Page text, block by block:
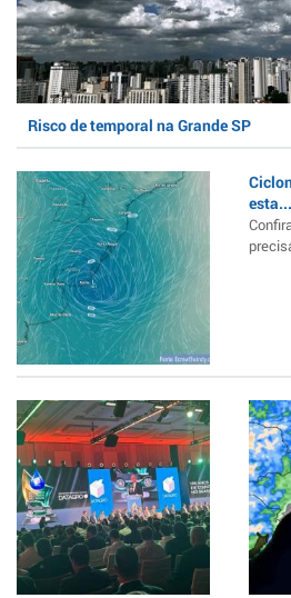
Risco de temporal na Grande SP
esta...